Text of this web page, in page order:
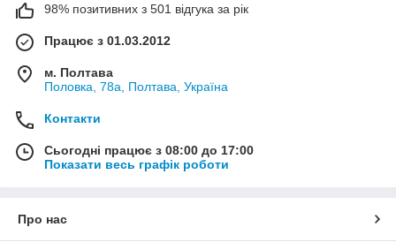
98% позитивних з 501 відгука за рік
Працює з 01.03.2012
м. Полтава
Половка, 78а, Полтава, Україна
Контакти
Сьогодні працює з 08:00 до 17:00
Показати весь графік роботи
Про нас